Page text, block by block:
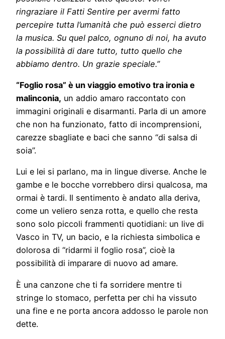
ringraziare il Fatti Sentire per avermi fatto
percepire tutta l’umanità che può esserci dietro
la musica. Su quel palco, ognuno di noi, ha avuto
la possibilità di dare tutto, tutto quello che
abbiamo dentro. Un grazie speciale.”
“Foglio rosa” è un viaggio emotivo tra ironia e
malinconia, un addio amaro raccontato con
immagini originali e disarmanti. Parla di un amore
che non ha funzionato, fatto di incomprensioni,
carezze sbagliate e baci che sanno “di salsa di
soia”.
Lui e lei si parlano, ma in lingue diverse. Anche le
gambe e le bocche vorrebbero dirsi qualcosa, ma
ormai è tardi. Il sentimento è andato alla deriva,
come un veliero senza rotta, e quello che resta
sono solo piccoli frammenti quotidiani: un live di
Vasco in TV, un bacio, e la richiesta simbolica e
dolorosa di “ridarmi il foglio rosa”, cioè la
possibilità di imparare di nuovo ad amare.
È una canzone che ti fa sorridere mentre ti
stringe lo stomaco, perfetta per chi ha vissuto
una fine e ne porta ancora addosso le parole non
dette.